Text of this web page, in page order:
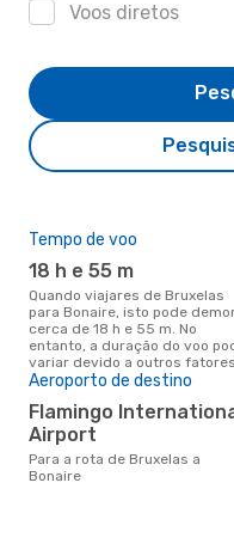
Voos diretos
Tempo de voo
18 h e 55 m
Quando viajares de Bruxelas
para Bonaire, isto pode
cerca de 18 h e 55 m. No
entanto, a duração do voo
variar devido a outros fatores
Aeroporto de destino
Flamingo International
Airport
Para a rota de Bruxelas a
Bonaire